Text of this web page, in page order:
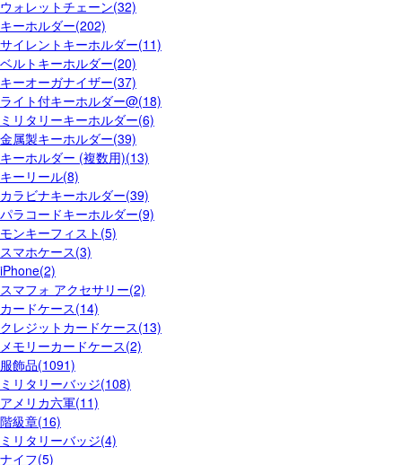
ウォレットチェーン(32)
キーホルダー(202)
サイレントキーホルダー(11)
ベルトキーホルダー(20)
キーオーガナイザー(37)
ライト付キーホルダー@(18)
ミリタリーキーホルダー(6)
金属製キーホルダー(39)
キーホルダー (複数用)(13)
キーリール(8)
カラビナキーホルダー(39)
パラコードキーホルダー(9)
モンキーフィスト(5)
スマホケース(3)
iPhone(2)
スマフォ アクセサリー(2)
カードケース(14)
クレジットカードケース(13)
メモリーカードケース(2)
服飾品(1091)
ミリタリーバッジ(108)
アメリカ六軍(11)
階級章(16)
ミリタリーバッジ(4)
ナイフ(5)